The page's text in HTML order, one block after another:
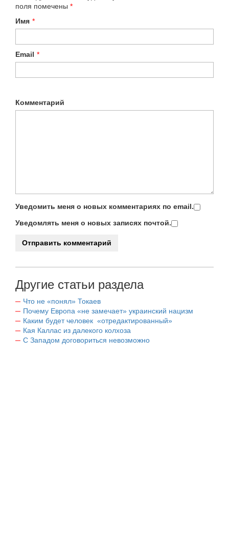
поля помечены *
Имя *
Email *
Комментарий
Уведомить меня о новых комментариях по email.
Уведомлять меня о новых записях почтой.
Другие статьи раздела
Что не «понял» Токаев
Почему Европа «не замечает» украинский нацизм
Каким будет человек «отредактированный»
Кая Каллас из далекого колхоза
С Западом договориться невозможно